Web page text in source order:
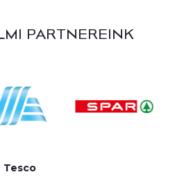
PARTNEREINK
Tesco